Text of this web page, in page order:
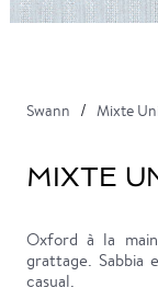
Swann Mixte
MIXTE
Oxford à la
grattage. Sabbia
casual.